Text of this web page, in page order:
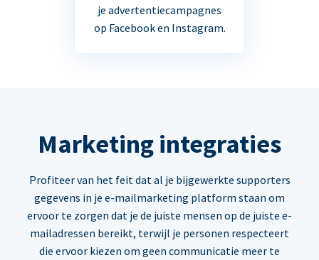
je advertentiecampagnes
op Facebook en Instagram.
Marketing integraties
Profiteer van het feit dat al je bijgewerkte supporters
gegevens in je e-mailmarketing platform staan om
ervoor te zorgen dat je de juiste mensen op de juiste e-
mailadressen bereikt, terwijl je personen respecteert
die ervoor kiezen om geen communicatie meer te